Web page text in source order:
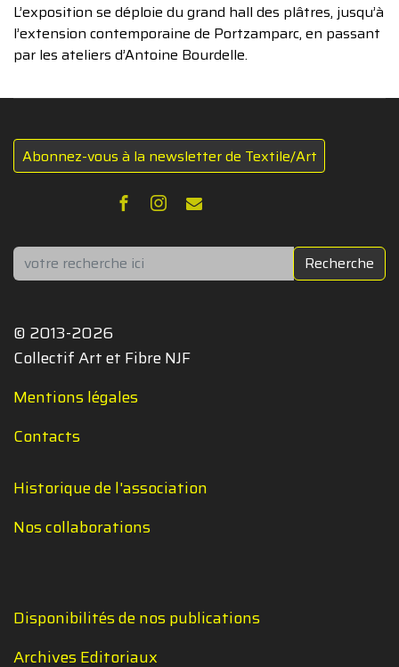
L’exposition se déploie du grand hall des plâtres, jusqu’à
l’extension contemporaine de Portzamparc, en passant
par les ateliers d’Antoine Bourdelle.
Abonnez-vous à la newsletter de Textile/Art
Rechercher Recherche
© 2013-2026
Collectif Art et Fibre NJF
Mentions légales
Contacts
Historique de l'association
Nos collaborations
Disponibilités de nos publications
Archives Editoriaux